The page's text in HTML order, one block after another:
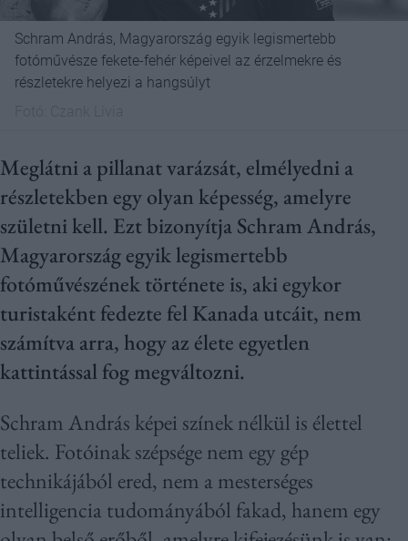
Schram András, Magyarország egyik legismertebb
fotóművésze fekete-fehér képeivel az érzelmekre és
részletekre helyezi a hangsúlyt
Meglátni a pillanat varázsát, elmélyedni a
részletekben egy olyan képesség, amelyre
születni kell. Ezt bizonyítja Schram András,
Magyarország egyik legismertebb
fotóművészének története is, aki egykor
turistaként fedezte fel Kanada utcáit, nem
számítva arra, hogy az élete egyetlen
kattintással fog megváltozni.
Schram András képei színek nélkül is élettel
teliek. Fotóinak szépsége nem egy gép
technikájából ered, nem a mesterséges
intelligencia tudományából fakad, hanem egy